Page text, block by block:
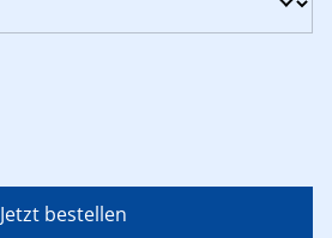
Jetzt bestellen